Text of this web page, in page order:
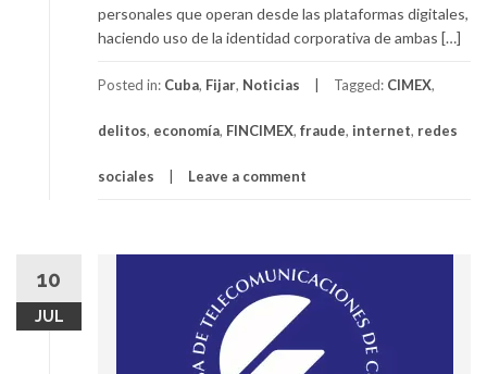
personales que operan desde las plataformas digitales,
haciendo uso de la identidad corporativa de ambas […]
Posted in: Cuba, Fijar, Noticias Tagged: CIMEX,
delitos, economía, FINCIMEX, fraude, internet, redes
sociales Leave a comment
10
JUL